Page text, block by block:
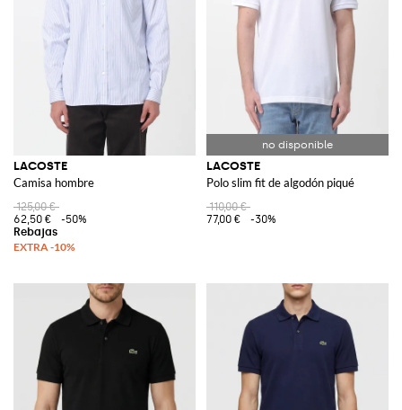
LACOSTE
Camisa hombre
125,00 €
62,50 €
-50%
LACOSTE
Polo slim fit de algodón piqué
110,00 €
77,00 €
-30%